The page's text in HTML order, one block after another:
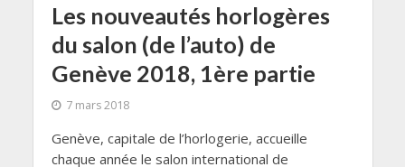
Les nouveautés horlogères
du salon (de l’auto) de
Genève 2018, 1ère partie
7 mars 2018
Genève, capitale de l’horlogerie, accueille
chaque année le salon international de